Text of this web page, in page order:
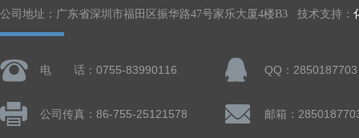
公司地址：广东省深圳市福田区振华路47号家乐大厦4楼B3 技术支持：
电 话：0755-83990116 QQ：2850187703
公司传真：86-755-25121578 邮箱：